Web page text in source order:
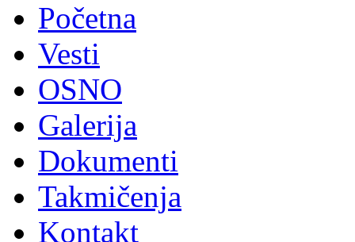
Početna
Vesti
OSNO
Galerija
Dokumenti
Takmičenja
Kontakt